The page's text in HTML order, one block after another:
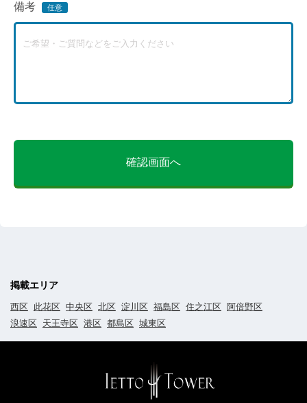
備考
確認画面へ
掲載エリア
西区 此花区 中央区 北区 淀川区 福島区 住之江区
阿倍野区
浪速区
天王寺区 港区 都島区 城東区